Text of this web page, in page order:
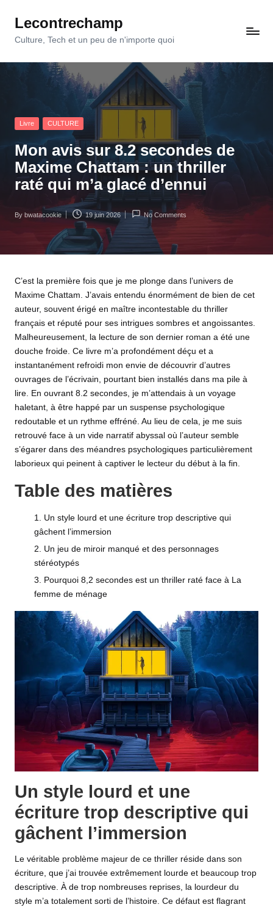
SkipLecontrechamp
Culture, Tech et un peu de n'importe quoi
Posted
Livre CULTURE
Mon avis sur 8.2 secondes de
Maxime Chattam : un thriller
raté qui m’a glacé d’ennui
Posted
By bwatacookie 19 juin 2026 No Comments
C’est la première fois que je me plonge dans l’univers de
Maxime Chattam. J’avais entendu énormément de bien de cet
auteur, souvent érigé en maître incontestable du thriller
français et réputé pour ses intrigues sombres et angoissantes.
Malheureusement, la lecture de son dernier roman a été une
douche froide. Ce livre m’a profondément déçu et a
instantanément refroidi mon envie de découvrir d’autres
ouvrages de l’écrivain, pourtant bien installés dans ma pile à
lire. En ouvrant 8.2 secondes , je m’attendais à un voyage
haletant, à être happé par un suspense psychologique
redoutable et un rythme effréné. Au lieu de cela, je me suis
retrouvé face à un vide narratif abyssal où l’auteur semble
s’égarer dans des méandres psychologiques particulièrement
laborieux qui peinent à captiver le lecteur du début à la fin.
Table des matières
Un style lourd et une écriture trop descriptive qui
gâchent l’immersion
Un jeu de miroir manqué et des personnages
stéréotypés
Pourquoi 8,2 secondes est un thriller raté face à La
femme de ménage
Un style lourd et une
écriture trop descriptive qui
gâchent l’immersion
Le véritable problème majeur de ce thriller réside dans son
écriture, que j’ai trouvée extrêmement lourde et beaucoup trop
descriptive. À de trop nombreuses reprises, la lourdeur du
style m’a totalement sorti de l’histoire. Ce défaut est flagrant